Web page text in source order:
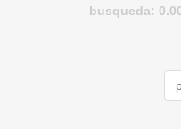
busqueda: